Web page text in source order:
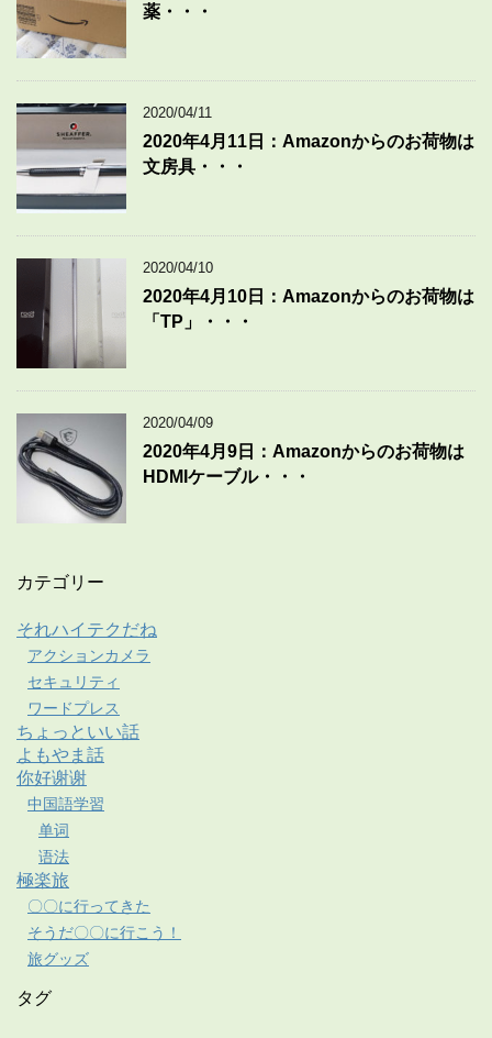
薬・・・
2020/04/11
2020年4月11日：Amazonからのお荷物は
文房具・・・
2020/04/10
2020年4月10日：Amazonからのお荷物は
「TP」・・・
2020/04/09
2020年4月9日：Amazonからのお荷物は
HDMIケーブル・・・
カテゴリー
それハイテクだね
アクションカメラ
セキュリティ
ワードプレス
ちょっといい話
よもやま話
你好谢谢
中国語学習
单词
语法
極楽旅
〇〇に行ってきた
そうだ〇〇に行こう！
旅グッズ
タグ